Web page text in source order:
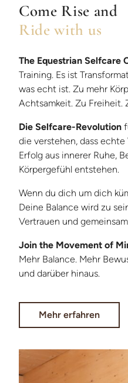
Come Rise and
Ride with us
The Equestrian Selfcare
Training. Es ist
was echt ist. Zu mehr
Achtsamkeit. Zu Freiheit.
Die Selfcare-Revolution
die verstehen, dass
Erfolg aus innerer Ruhe,
Körpergefühl entstehen.
Wenn du dich um dich
Deine Balance wird zu
Vertrauen und
Join the Movement of
Mehr Balance. Mehr
und darüber hinaus.
Mehr erfahren